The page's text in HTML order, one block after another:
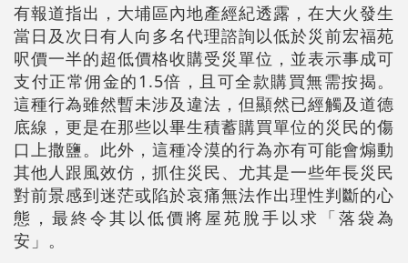
有報道指出，大埔區內地產經紀透露，在大火發生
當日及次日有人向多名代理諮詢以低於災前宏福苑
呎價一半的超低價格收購受災單位，並表示事成可
支付正常佣金的1.5倍，且可全款購買無需按揭。
這種行為雖然暫未涉及違法，但顯然已經觸及道德
底線，更是在那些以畢生積蓄購買單位的災民的傷
口上撒鹽。此外，這種冷漠的行為亦有可能會煽動
其他人跟風效仿，抓住災民、尤其是一些年長災民
對前景感到迷茫或陷於哀痛無法作出理性判斷的心
態，最終令其以低價將屋苑脫手以求「落袋為
安」。